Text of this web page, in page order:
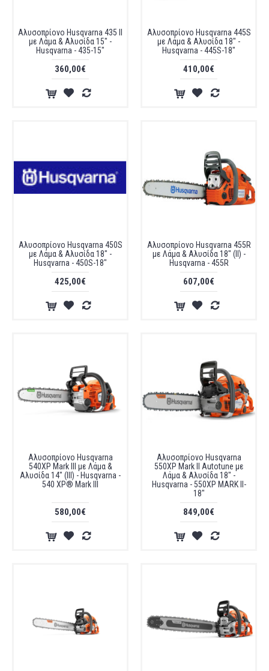
Αλυσοπρίονο Husqvarna 435 II
με Λάμα & Αλυσίδα 15" -
Husqvarna - 435-15"
360,00€
Αλυσοπρίονο Husqvarna 445S
με Λάμα & Αλυσίδα 18" -
Husqvarna - 445S-18"
410,00€
Αλυσοπρίονο Husqvarna 450S
με Λάμα & Αλυσίδα 18" -
Husqvarna - 450S-18"
425,00€
Αλυσοπρίονο Husqvarna 455R
με Λάμα & Αλυσίδα 18" (II) -
Husqvarna - 455R
607,00€
Αλυσοπρίονο Husqvarna
540XP Mark III με Λάμα &
Αλυσίδα 14" (ΙΙI) - Husqvarna -
540 XP® Mark III
580,00€
Αλυσοπρίονο Husqvarna
550XP Mark II Autotune με
Λάμα & Αλυσίδα 18" -
Husqvarna - 550XP MARK II-
18"
849,00€